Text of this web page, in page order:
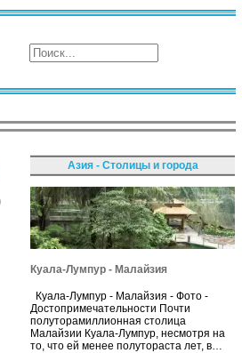
Азия - Столицы и города
Куала-Лумпур - Малайзия
Куала-Лумпур - Малайзия - Фото -
Достопримечательности Почти
полуторамиллионная столица
Малайзии Куала-Лумпур, несмотря на
то, что ей менее полутораста лет, в…